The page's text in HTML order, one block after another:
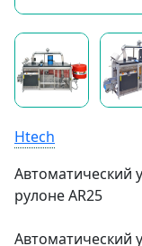
Htech
Автоматический
рулоне AR25
Автоматический